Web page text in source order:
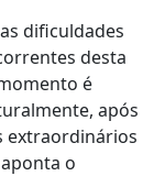
dificuldades
desta
é
após
extraordinários
o